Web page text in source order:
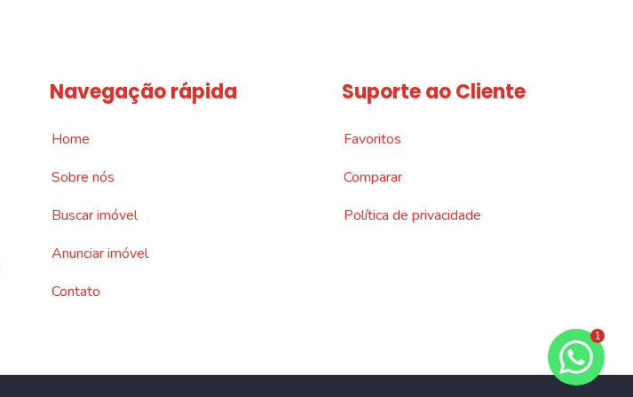
Navegação rápida
Home
Sobre nós
Buscar imóvel
Anunciar imóvel
Contato
Suporte ao Cliente
Favoritos
Comparar
Política de privacidade
1